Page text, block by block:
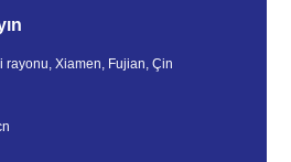
rayonu, Xiamen, Fujian, Çin